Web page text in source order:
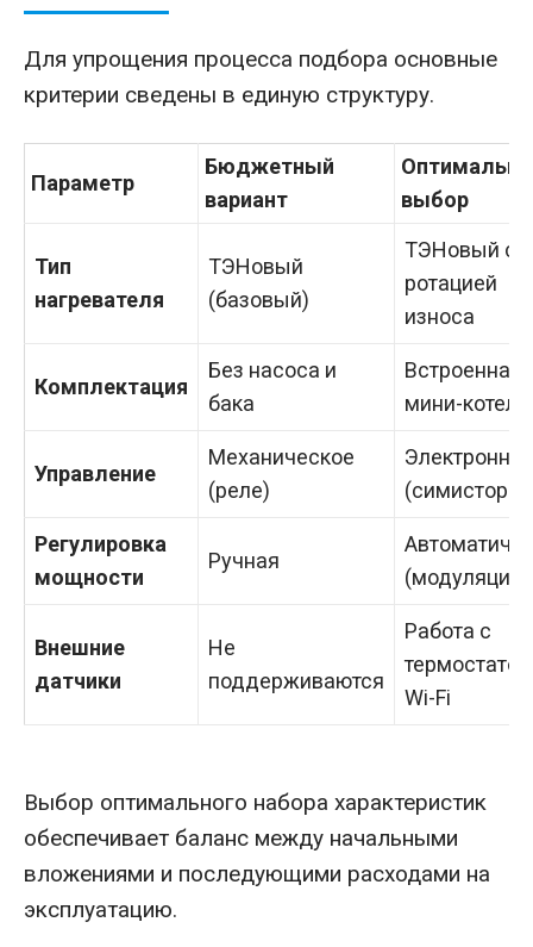
Для упрощения процесса подбора основные
критерии сведены в единую структуру.
Параметр
Бюджетный
вариант
выбор
Тип
нагревателя
ТЭНовый
(базовый)
ТЭНовый с
ротацией
износа
Комплектация
Без насоса и
бака
Встроенная
мини-
Управление
Механическое
(реле)
Электронное
Регулировка
мощности
Ручная
(модуляция)
Внешние
датчики
Не
поддерживаются
Работа с
Wi-Fi
Выбор оптимального набора характеристик
обеспечивает баланс между начальными
вложениями и последующими расходами на
эксплуатацию.